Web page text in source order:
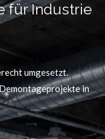
für Industrie
umgesetzt.
in